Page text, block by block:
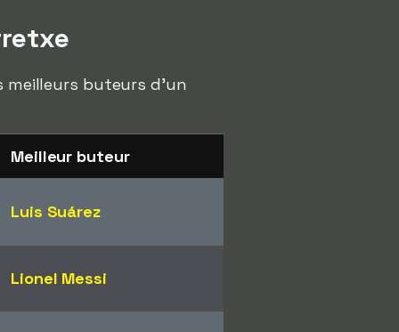
meilleurs buteurs d'un
Meilleur buteur
Luis Suárez
Lionel Messi